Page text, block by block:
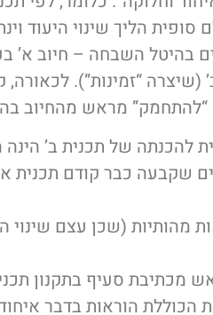
הליך שינוי היעוד
בהיטל השבחה – חיוב
(שיצרה “זמינות”). לכאורה,
“להתחמק” מראש מהחיוב
של תכנית ב’ הינה
כבר קודם תכנית
מהותיות (שכן עצם שינוי
סעיף בתקנון
הכוללת הוראות בדבר